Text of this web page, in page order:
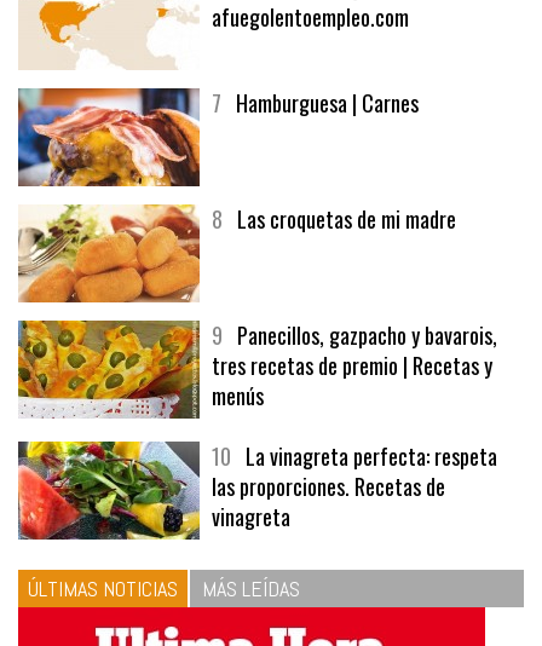
6Bolsa de trabajo:
9Panecillos, gazpacho y bavarois,
tres recetas de premio | Recetas y
menús
10La vinagreta perfecta: respeta
las proporciones. Recetas de
vinagreta
ÚLTIMAS NOTICIAS MÁS LEÍDAS